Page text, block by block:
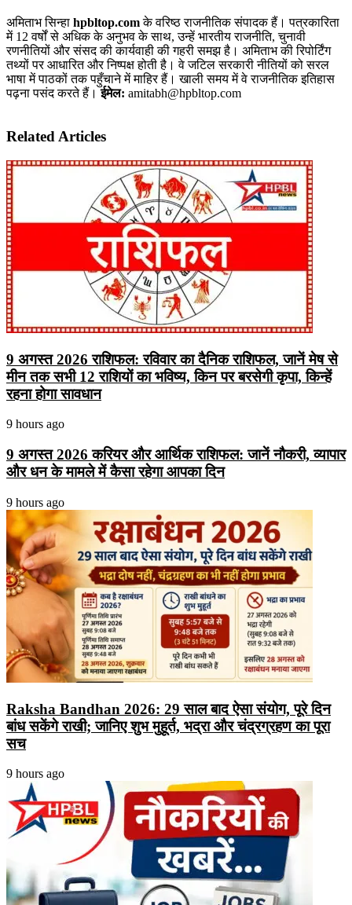
अमिताभ सिन्हा hpbltop.comके वरिष्ठ राजनीतिक संपादक हैं। पत्रकारिता
में 12 वर्षों से अधिक के अनुभव के साथ, उन्हें भारतीय राजनीति, चुनावी
रणनीतियों और संसद की कार्यवाही की गहरी समझ है। अमिताभ की रिपोर्टिंग
तथ्यों पर आधारित और निष्पक्ष होती है। वे जटिल सरकारी नीतियों को सरल
भाषा में पाठकों तक पहुँचाने में माहिर हैं। खाली समय में वे राजनीतिक इतिहास
पढ़ना पसंद करते हैं।ईमेल: amitabh@hpbltop.com
Related Articles
9 अगस्त 2026 राशिफल: रविवार का दैनिक राशिफल, जानें मेष से
मीन तक सभी 12 राशियों का भविष्य, किन पर बरसेगी कृपा, किन्हें
रहना होगा सावधान
9 hours ago
9 अगस्त 2026 करियर और आर्थिक राशिफल: जानें नौकरी, व्यापार
और धन के मामले में कैसा रहेगा आपका दिन
9 hours ago
Raksha Bandhan 2026: 29 साल बाद ऐसा संयोग, पूरे दिन
बांध सकेंगे राखी; जानिए शुभ मुहूर्त, भद्रा और चंद्रग्रहण का पूरा
सच
9 hours ago